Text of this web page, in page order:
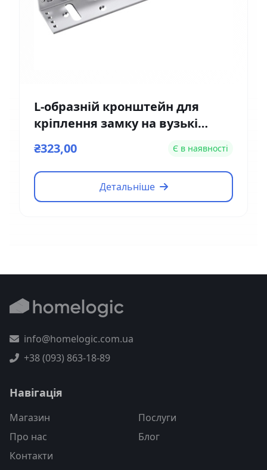
L-образній кронштейн для
кріплення замку на вузькі
₴323,00 Є в наявності
Детальніше
info@homelogic.com.ua
+38 (093) 863-18-89
Навігація
Магазин
Послуги
Про нас
Блог
Контакти